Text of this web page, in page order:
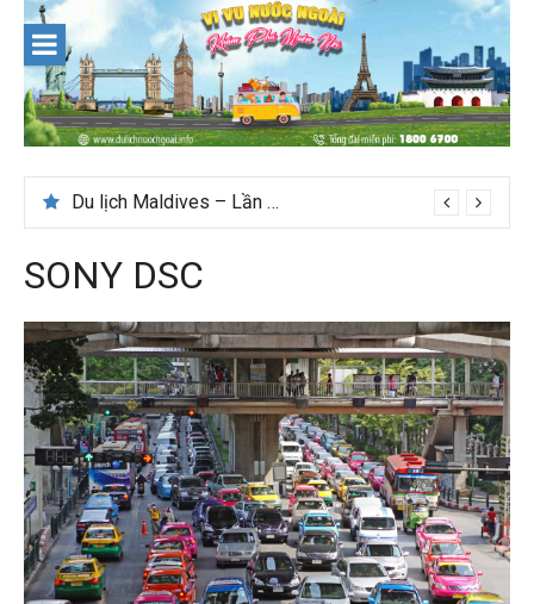
content
Du lịch Maldives – Lần đầu nên đi đâu, chơi gì?
SONY DSC